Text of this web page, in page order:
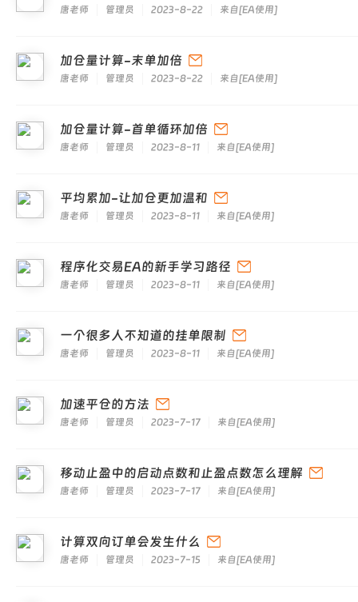
唐老师 管理员 2023-8-22 来自[EA使用]
加仓量计算-末单加倍
唐老师 管理员 2023-8-22 来自[EA使用]
加仓量计算-首单循环加倍
唐老师 管理员 2023-8-11 来自[EA使用]
平均累加-让加仓更加温和
唐老师 管理员 2023-8-11 来自[EA使用]
程序化交易EA的新手学习路径
唐老师 管理员 2023-8-11 来自[EA使用]
一个很多人不知道的挂单限制
唐老师 管理员 2023-8-11 来自[EA使用]
加速平仓的方法
唐老师 管理员 2023-7-17 来自[EA使用]
移动止盈中的启动点数和止盈点数怎么理解
唐老师 管理员 2023-7-17 来自[EA使用]
计算双向订单会发生什么
唐老师 管理员 2023-7-15 来自[EA使用]